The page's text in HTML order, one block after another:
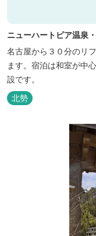
ニューハートピア温泉
名古屋から３０分のリ
ます。宿泊は和室が中
設です。
北勢